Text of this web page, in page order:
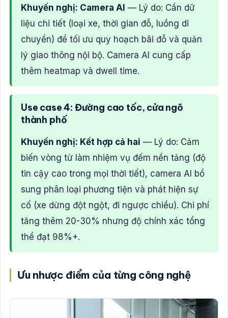
Khuyến nghị: Camera AI — Lý do: Cần dữ
liệu chi tiết (loại xe, thời gian đỗ, luồng di
chuyển) để tối ưu quy hoạch bãi đỗ và quản
lý giao thông nội bộ. Camera AI cung cấp
thêm heatmap và dwell time.
Use case 4: Đường cao tốc, cửa ngõ
thành phố
Khuyến nghị: Kết hợp cả hai — Lý do: Cảm
biến vòng từ làm nhiệm vụ đếm nền tảng (độ
tin cậy cao trong mọi thời tiết), camera AI bổ
sung phân loại phương tiện và phát hiện sự
cố (xe dừng đột ngột, đi ngược chiều). Chi phí
tăng thêm 20-30% nhưng độ chính xác tổng
thể đạt 98%+.
Ưu nhược điểm của từng công nghệ